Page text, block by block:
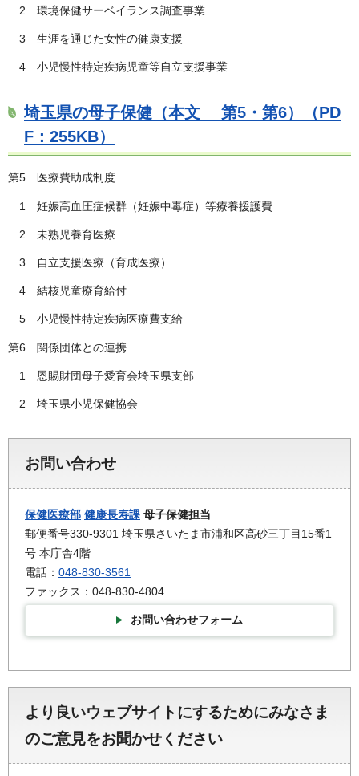
2 環境保健サーベイランス調査事業
3 生涯を通じた女性の健康支援
4 小児慢性特定疾病児童等自立支援事業
埼玉県の母子保健（本文 第5・第6）（PD
F：255KB）
第5 医療費助成制度
1 妊娠高血圧症候群（妊娠中毒症）等療養援護費
2 未熟児養育医療
3 自立支援医療（育成医療）
4 結核児童療育給付
5 小児慢性特定疾病医療費支給
第6 関係団体との連携
1 恩賜財団母子愛育会埼玉県支部
2 埼玉県小児保健協会
お問い合わせ
保健医療部 健康長寿課 母子保健担当
郵便番号330-9301 埼玉県さいたま市浦和区高砂三丁目15番1
号 本庁舎4階
電話： 048-830-3561
ファックス：048-830-4804
お問い合わせフォーム
より良いウェブサイトにするためにみなさま
のご意見をお聞かせください